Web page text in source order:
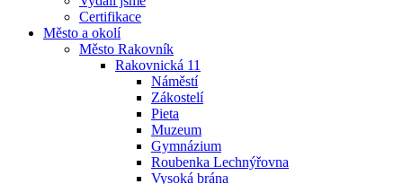
Certifikace
Město a okolí
Město Rakovník
Rakovnická 11
Náměstí
Zákostelí
Pieta
Muzeum
Gymnázium
Roubenka Lechnýřovna
Vysoká brána